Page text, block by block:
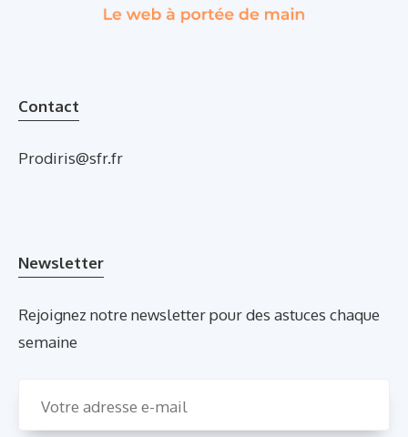
Contact
Prodiris@sfr.fr
Newsletter
Rejoignez notre newsletter pour des astuces chaque
semaine